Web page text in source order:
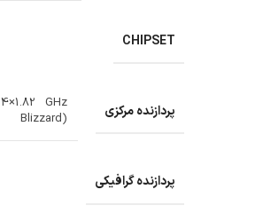
CHIPSET
پردازنده‌ مرکزی
GHz
Blizzard)
پردازنده‌ گرافیکی